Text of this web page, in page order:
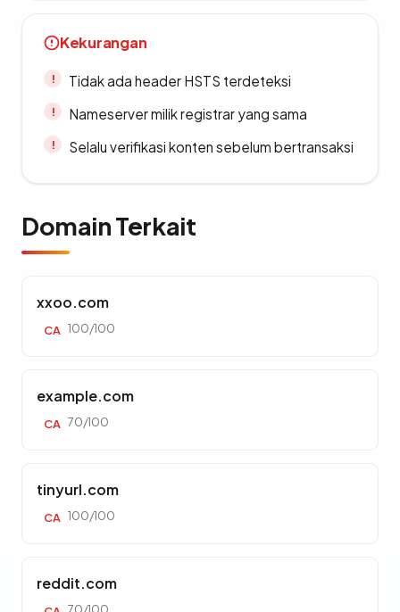
Kekurangan
Tidak ada header HSTS terdeteksi
Nameserver milik registrar yang sama
Selalu verifikasi konten sebelum bertransaksi
Domain Terkait
xxoo.com
CA 100/100
example.com
CA 70/100
tinyurl.com
CA 100/100
reddit.com